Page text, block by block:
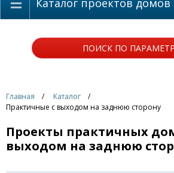
Каталог проектов домов
ПОИСК ПО
Главная
Каталог
Практичные с выходом на заднюю сторону
Проекты практичных
выходом на заднюю